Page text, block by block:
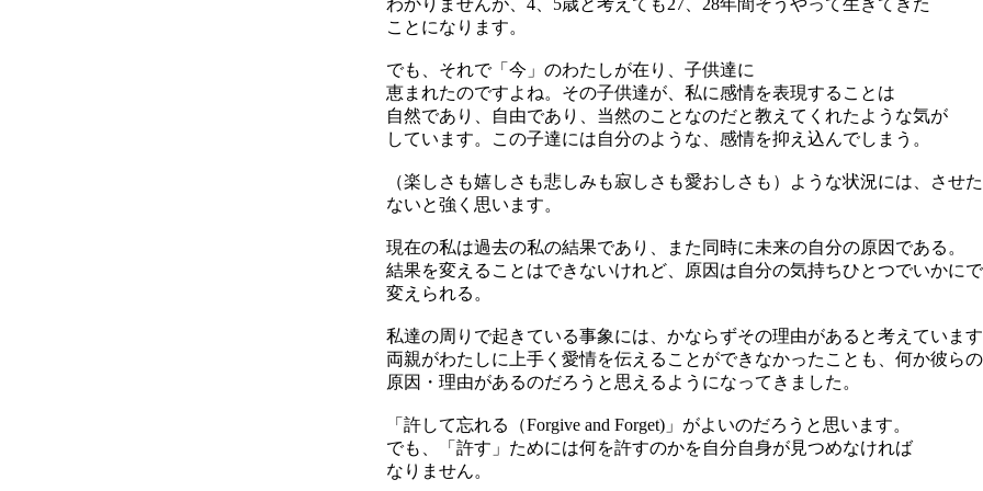
わかりませんが、4、5歳と考えても27、28年間そうやって生きてきた
ことになります。
でも、それで「今」のわたしが在り、子供達に
恵まれたのですよね。その子供達が、私に感情を表現することは
自然であり、自由であり、当然のことなのだと教えてくれたような気が
しています。この子達には自分のような、感情を抑え込んでしまう。
（楽しさも嬉しさも悲しみも寂しさも愛おしさも）ような状況には、させた
ないと強く思います。
現在の私は過去の私の結果であり、また同時に未来の自分の原因である。
結果を変えることはできないけれど、原因は自分の気持ちひとつでいかに
変えられる。
私達の周りで起きている事象には、かならずその理由があると考えています
両親がわたしに上手く愛情を伝えることができなかったことも、何か彼らの
原因・理由があるのだろうと思えるようになってきました。
「許して忘れる（Forgive and Forget)」がよいのだろうと思います。
でも、「許す」ためには何を許すのかを自分自身が見つめなければ
なりません。